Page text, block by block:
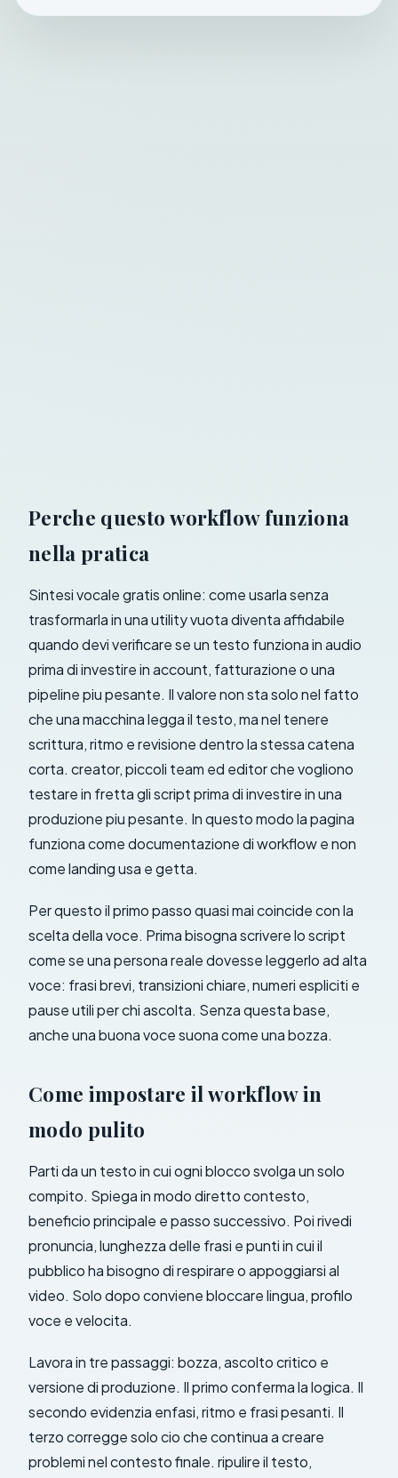
Perche questo workflow funziona
nella pratica
Sintesi vocale gratis online: come usarla senza
trasformarla in una utility vuota diventa affidabile
quando devi verificare se un testo funziona in audio
prima di investire in account, fatturazione o una
pipeline piu pesante. Il valore non sta solo nel fatto
che una macchina legga il testo, ma nel tenere
scrittura, ritmo e revisione dentro la stessa catena
corta. creator, piccoli team ed editor che vogliono
testare in fretta gli script prima di investire in una
produzione piu pesante. In questo modo la pagina
funziona come documentazione di workflow e non
come landing usa e getta.
Per questo il primo passo quasi mai coincide con la
scelta della voce. Prima bisogna scrivere lo script
come se una persona reale dovesse leggerlo ad alta
voce: frasi brevi, transizioni chiare, numeri espliciti e
pause utili per chi ascolta. Senza questa base,
anche una buona voce suona come una bozza.
Come impostare il workflow in
modo pulito
Parti da un testo in cui ogni blocco svolga un solo
compito. Spiega in modo diretto contesto,
beneficio principale e passo successivo. Poi rivedi
pronuncia, lunghezza delle frasi e punti in cui il
pubblico ha bisogno di respirare o appoggiarsi al
video. Solo dopo conviene bloccare lingua, profilo
voce e velocita.
Lavora in tre passaggi: bozza, ascolto critico e
versione di produzione. Il primo conferma la logica. Il
secondo evidenzia enfasi, ritmo e frasi pesanti. Il
terzo corregge solo cio che continua a creare
problemi nel contesto finale. ripulire il testo,